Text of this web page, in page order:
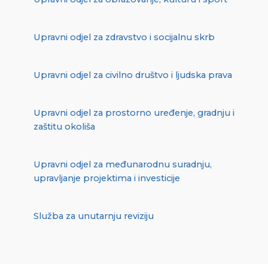
Upravni odjel za zdravstvo i socijalnu skrb
Upravni odjel za civilno društvo i ljudska prava
Upravni odjel za prostorno uređenje, gradnju i
zaštitu okoliša
Upravni odjel za međunarodnu suradnju,
upravljanje projektima i investicije
Služba za unutarnju reviziju